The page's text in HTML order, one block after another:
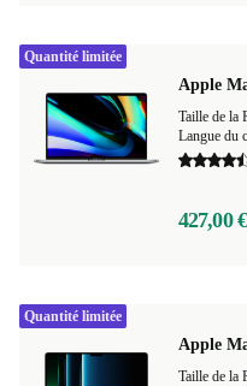
Apple
Taille de la
Langue du
427,00 €
Quantité limitée
Apple
Taille de la
Quantité limitée